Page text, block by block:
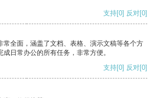
支持[0] 反对[0]
常全面，涵盖了文档、表格、演示文稿等各个方
日常办公的所有任务，非常方便。
支持[0] 反对[0]